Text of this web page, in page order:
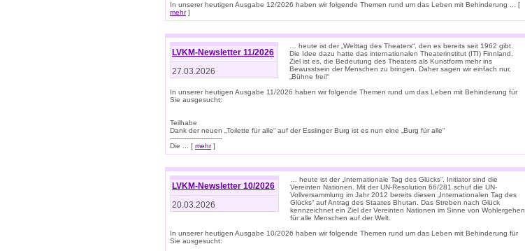
In unserer heutigen Ausgabe 12/2026 haben wir folgende Themen rund um das Leben mit Behinderung ... [
mehr]
LVKM-Newsletter 11/2026
27.03.2026
… heute ist der „Welttag des Theaters“, den es bereits seit 1962 gibt.
Die Idee dazu hatte das internationalen Theaterinstitut (ITI) Finnland.
Ziel ist es, die Bedeutung des Theaters als Kunstform mehr ins
Bewusstsein der Menschen zu bringen. Daher sagen wir einfach nur,
„Bühne frei!“
In unserer heutigen Ausgabe 11/2026 haben wir folgende Themen rund um das Leben mit Behinderung für
Sie ausgesucht:
Teilhabe
Dank der neuen „Toilette für alle“ auf der Esslinger Burg ist es nun eine „Burg für alle“
-------------------------
Die ... [ mehr]
LVKM-Newsletter 10/2026
20.03.2026
… heute ist der „Internationale Tag des Glücks“. Initiator sind die
Vereinten Nationen. Mit der UN-Resolution 66/281 schuf die UN-
Vollversammlung im Jahr 2012 bereits diesen „Internationalen Tag des
Glücks“ auf Antrag des Staates Bhutan. Das Streben nach Glück
kennzeichnet ein Ziel der Vereinten Nationen im Sinne von Wohlergehen
für alle Menschen auf der Welt.
In unserer heutigen Ausgabe 10/2026 haben wir folgende Themen rund um das Leben mit Behinderung für
Sie ausgesucht: